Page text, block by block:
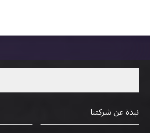
نبذة عن شركتنا